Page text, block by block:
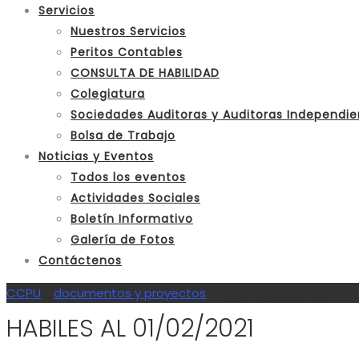
Servicios
Nuestros Servicios
Peritos Contables
CONSULTA DE HABILIDAD
Colegiatura
Sociedades Auditoras y Auditoras
Bolsa de Trabajo
Noticias y Eventos
Todos los eventos
Actividades Sociales
Boletín Informativo
Galería de Fotos
Contáctenos
CCPU documentos y proyectos
HABILES AL 01/02/2021